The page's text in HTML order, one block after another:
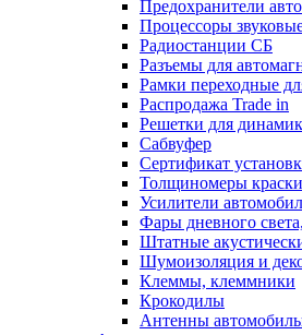
Предохранители
Процессоры
Радиостанции СБ
Разъемы для
Рамки переходные
Распродажа Trade in
Решетки для
Сабвуфер
Сертификат
Толщиномеры краски
Усилители
Фары дневного
Штатные
Шумоизоляция и
Клеммы, клеммники
Крокодилы
Антенны